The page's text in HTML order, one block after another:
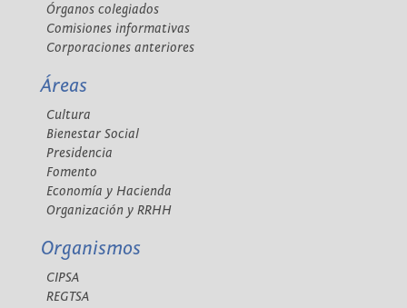
Órganos colegiados
Comisiones informativas
Corporaciones anteriores
Áreas
Cultura
Bienestar Social
Presidencia
Fomento
Economía y Hacienda
Organización y RRHH
Organismos
CIPSA
REGTSA